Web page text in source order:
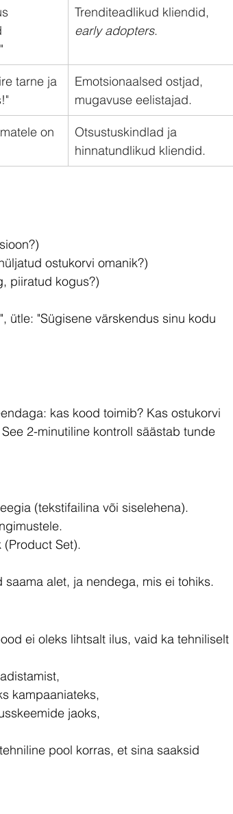
Trenditeadlikud kliendid,
early adopters.
tarne ja
Emotsionaalsed ostjad,
mugavuse eelistajad.
on
Otsustuskindlad ja
hinnatundlikud kliendid.
ostukorvi omanik?)
piiratud kogus?)
ütle: "Sügisene värskendus sinu kodu
kas kood toimib? Kas ostukorvi
2-minutiline kontroll säästab tunde
(tekstifailina või siselehena).
Set).
alet, ja nendega, mis ei tohiks.
ei oleks lihtsalt ilus, vaid ka tehniliselt
kampaaniateks,
jaoks,
pool korras, et sina saaksid